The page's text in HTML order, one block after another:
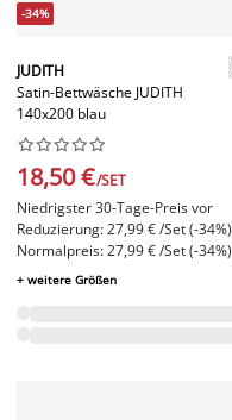
-34%
JUDITH
Satin-Bettwäsche JUDITH
140x200 blau






18,50 €/SET
Niedrigster 30-Tage-Preis vor
Reduzierung: 27,99 € /Set (-34%)
Normalpreis: 27,99 € /Set (-34%)
+ weitere Größen